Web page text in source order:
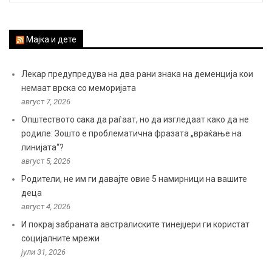
Мајка и дете
Лекар предупредува на два рани знака на деменција кои
немаат врска со меморијата
август 7, 2026
Општеството сака да раѓаат, но да изгледаат како да не
родиле: Зошто е проблематична фразата „враќање на
линијата“?
август 5, 2026
Родители, не им ги давајте овие 5 намирници на вашите
деца
август 4, 2026
И покрај забраната австралиските тинејџери ги користат
социјалните мрежи
јули 31, 2026